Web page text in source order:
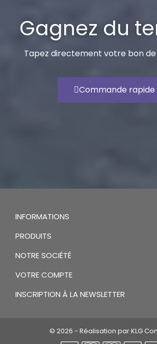
Gagnez du
Tapez directement votre bon
Commande rapide
INFORMATIONS
PRODUITS
NOTRE SOCIÉTÉ
VOTRE COMPTE
INSCRIPTION À LA NEWSLETTER
© 2026 - Réalisation par KLG